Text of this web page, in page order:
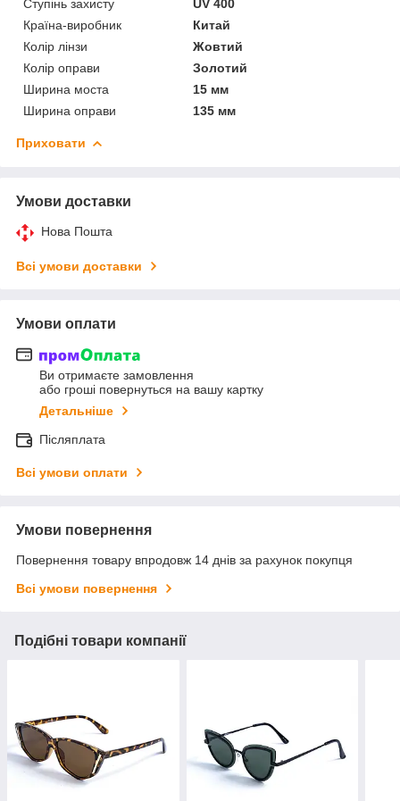
Ступінь захисту
UV 400
Країна-виробник
Китай
Колір лінзи
Жовтий
Колір оправи
Золотий
Ширина моста
15 мм
Ширина оправи
135 мм
Приховати
Умови доставки
Нова Пошта
Всі умови доставки
Умови оплати
Ви отримаєте замовлення
або гроші повернуться на вашу картку
Детальніше
Післяплата
Всі умови оплати
Умови повернення
Повернення товару впродовж 14 днів за рахунок покупця
Всі умови повернення
Подібні товари компанії